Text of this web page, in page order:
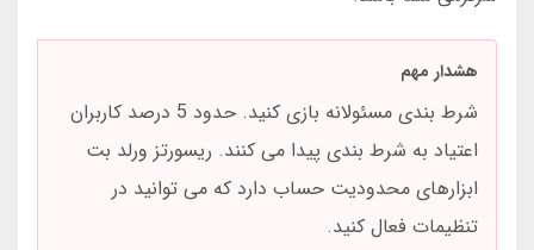
هشدار مهم
شرط بندی مسئولانه بازی کنید. حدود 5 درصد کاربران
اعتیاد به شرط بندی پیدا می کنند. ریسورتز ورلد بت
ابزارهای محدودیت حساب دارد که می توانید در
تنظیمات فعال کنید.